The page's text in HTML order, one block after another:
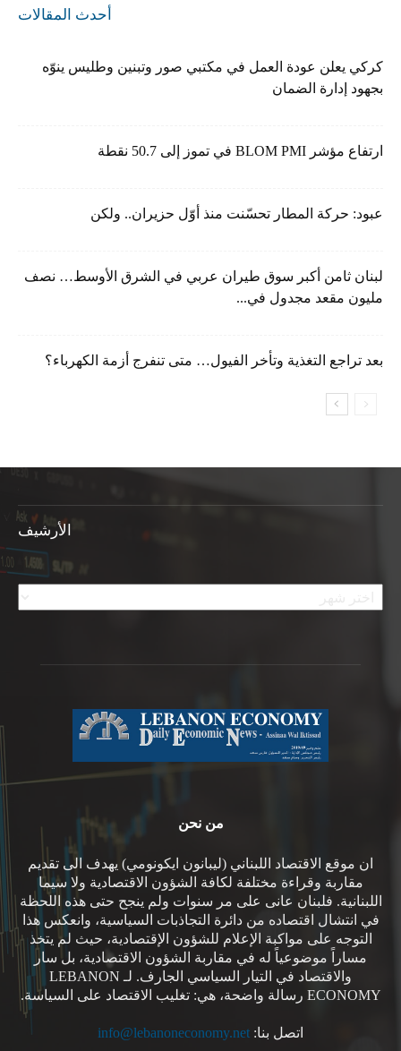
أحدث المقالات
كركي يعلن عودة العمل في مكتبي صور وتبنين وطليس ينوّه
بجهود إدارة الضمان
ارتفاع مؤشر BLOM PMI في تموز إلى 50.7 نقطة
عبود: حركة المطار تحسّنت منذ أوّل حزيران.. ولكن
لبنان ثامن أكبر سوق طيران عربي في الشرق الأوسط… نصف
مليون مقعد مجدول في...
بعد تراجع التغذية وتأخر الفيول… متى تنفرج أزمة الكهرباء؟
الأرشيف
الأرشيف
من نحن
ان موقع الاقتصاد اللبناني (ليبانون ايكونومي) يهدف الى تقديم
مقاربة وقراءة مختلفة لكافة الشؤون الاقتصادية ولا سيما
اللبنانية. فلبنان عانى على مر سنوات ولم ينجح حتى هذه اللحظة
في انتشال اقتصاده من دائرة التجاذبات السياسية، وانعكس هذا
التوجه على مواكبة الإعلام للشؤون الإقتصادية، حيث لم يتخذ
مساراً موضوعياً له في مقاربة الشؤون الاقتصادية، بل سار
والاقتصاد في التيار السياسي الجارف. لـ LEBANON
ECONOMY رسالة واضحة، هي: تغليب الاقتصاد على السياسة.
اتصل بنا: info@lebanoneconomy.net